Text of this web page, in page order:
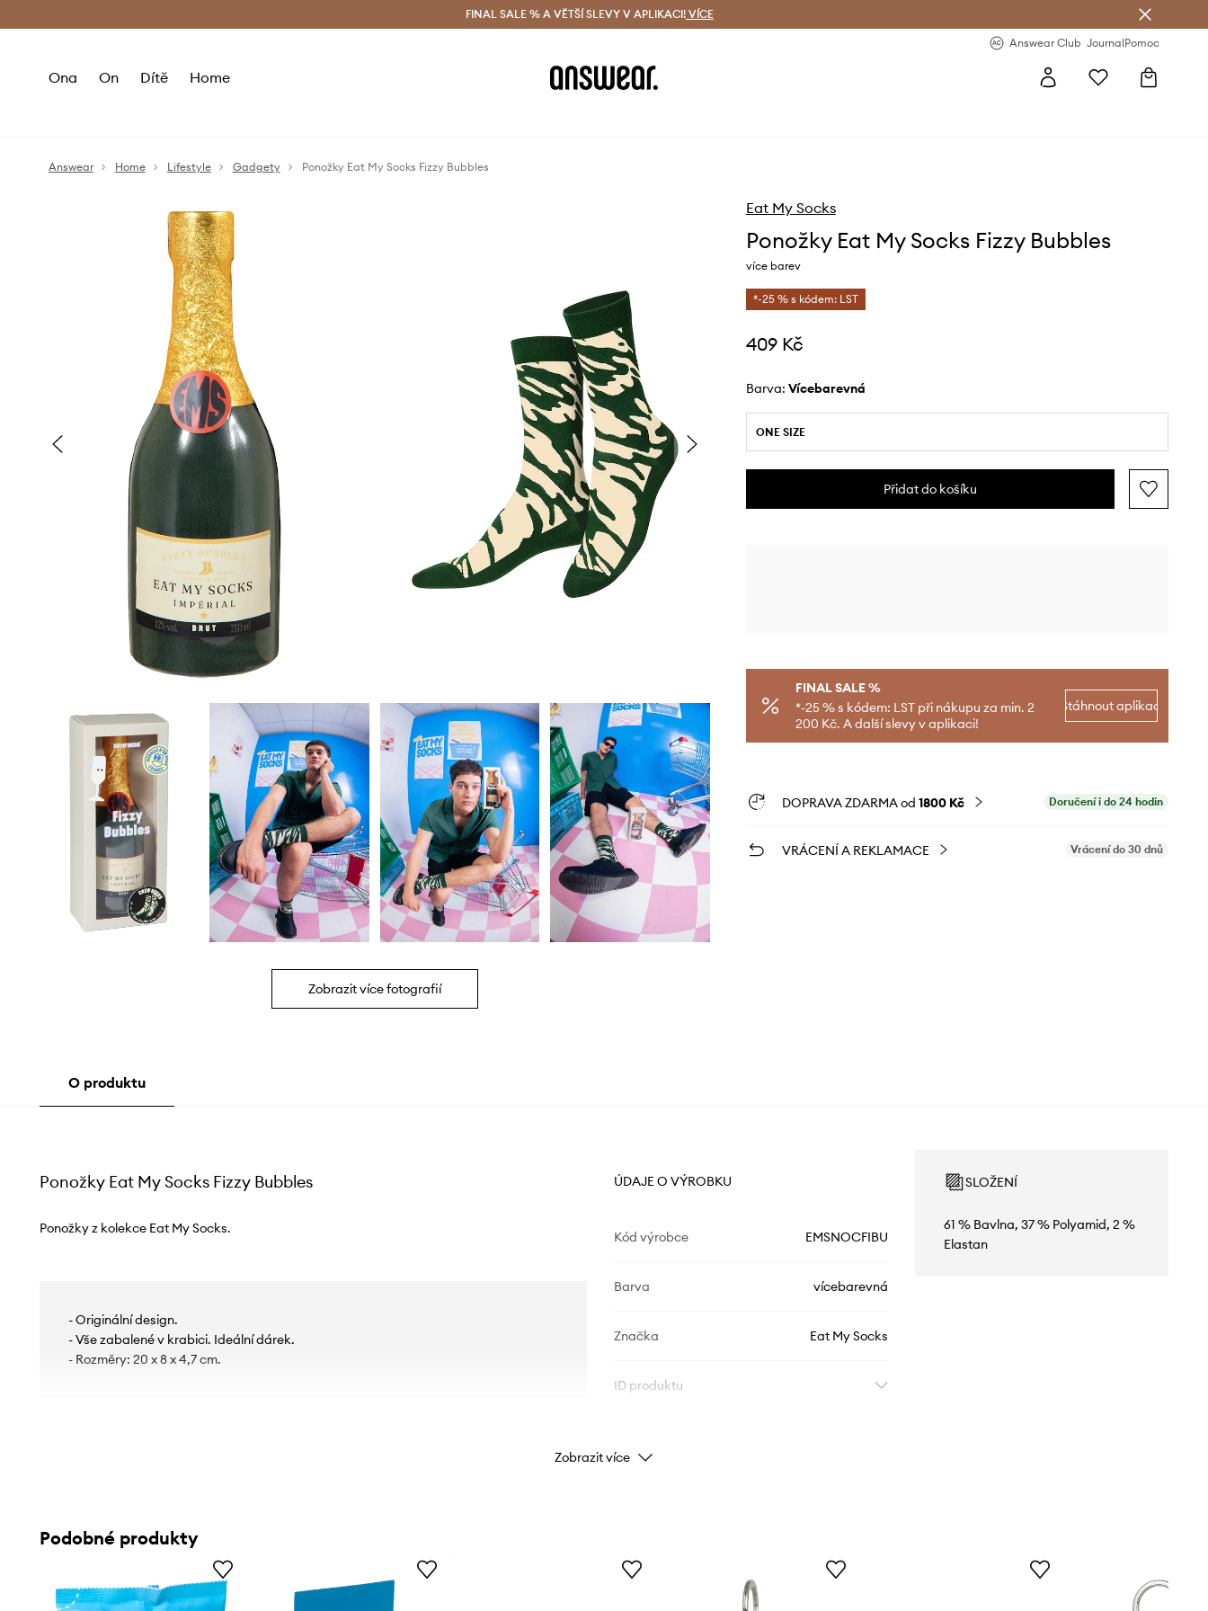
Doručení a vrácení zdarma (od 1800 Kč) Doručení i do 24 h
FINAL SALE % A VĚTŠÍ SLEVY V APLIKACI! VÍCE
Answear Club JournalPomoc
Ona On Dítě Home
Answear Home Lifestyle Gadgety Ponožky Eat My Socks Fizzy Bubbles
Zobrazit více fotografií
Eat My Socks
Ponožky Eat My Socks Fizzy Bubbles
více barev
*-25 % s kódem: LST
409 Kč
Barva: vícebarevná
ONE SIZE
Přidat do košíku
FINAL SALE %
*-25 % s kódem: LST při nákupu za min. 2
200 Kč. A další slevy v aplikaci!
Stáhnout aplikaci
DOPRAVA ZDARMA od 1800 Kč Doručení i do 24 hodin
VRÁCENÍ A REKLAMACE Vrácení do 30 dnů
O produktu
Ponožky Eat My Socks Fizzy Bubbles
Ponožky z kolekce Eat My Socks.
- Originální design.
- Vše zabalené v krabici. Ideální dárek.
- Rozměry: 20 x 8 x 4,7 cm.
ÚDAJE O VÝROBKU
Kód výrobce EMSNOCFIBU
Barva vícebarevná
Značka Eat My Socks
ID produktu
SLOŽENÍ
61 % Bavlna, 37 % Polyamid, 2 %
Elastan
Zobrazit více
Podobné produkty